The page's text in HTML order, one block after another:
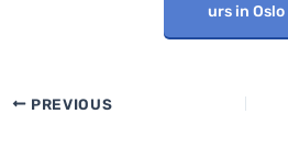
urs in Oslo
PREVIOUS